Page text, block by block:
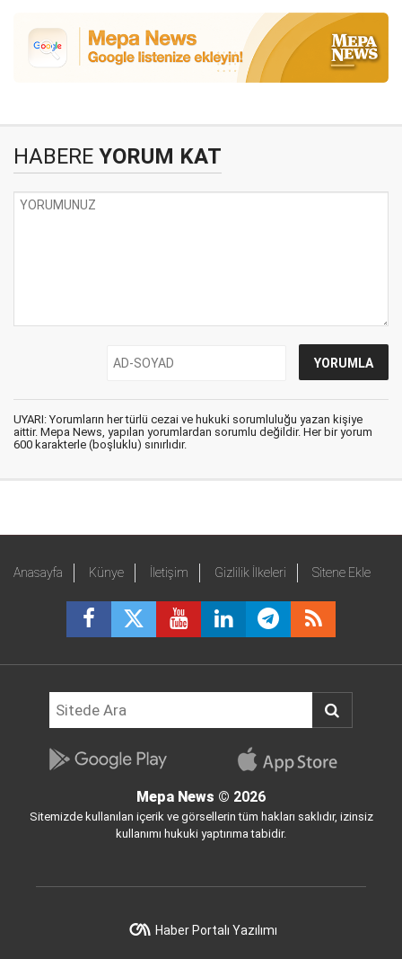
HABERE YORUM KAT
UYARI: Yorumların her türlü cezai ve hukuki sorumluluğu yazan kişiye
aittir. Mepa News, yapılan yorumlardan sorumlu değildir. Her bir yorum
600 karakterle (boşluklu) sınırlıdır.
Anasayfa Künye İletişim Gizlilik İlkeleri Sitene Ekle
Mepa News © 2026
Sitemizde kullanılan içerik ve görsellerin tüm hakları saklıdır, izinsiz
kullanımı hukuki yaptırıma tabidir.
Haber Portalı Yazılımı